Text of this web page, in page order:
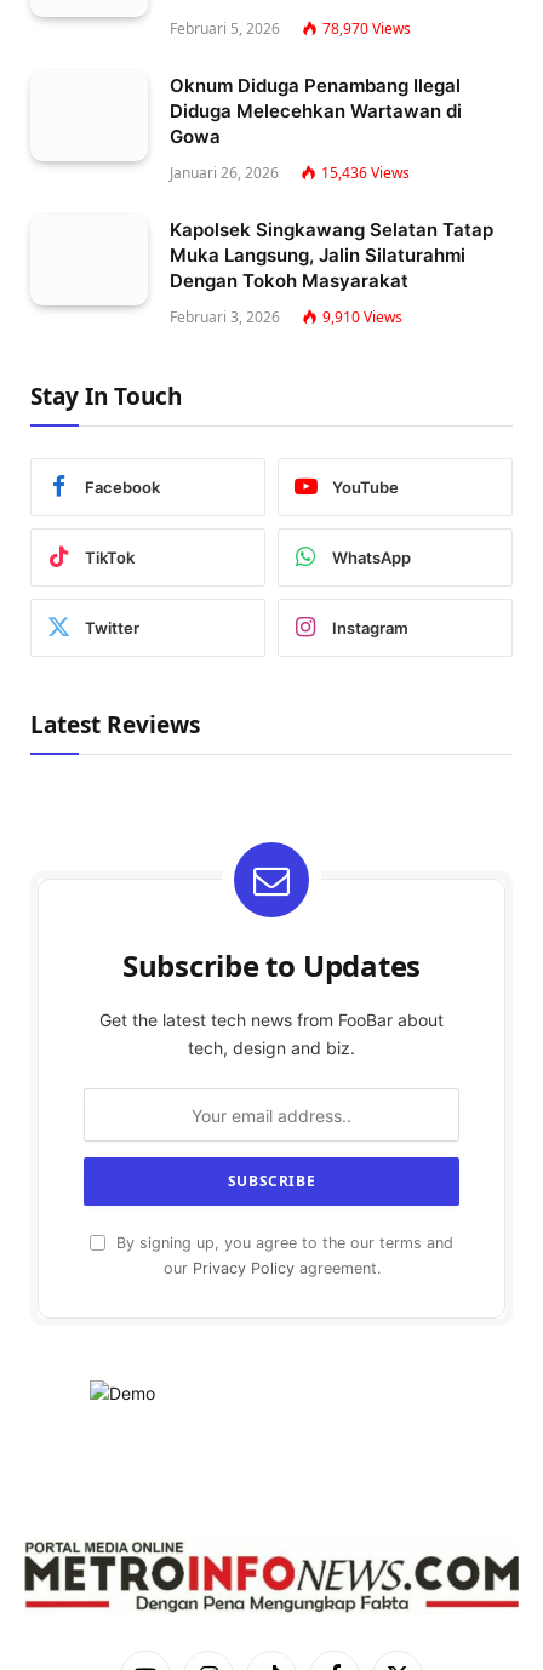
Februari 5, 2026 78,970Views
Oknum Diduga Penambang Ilegal
Diduga Melecehkan Wartawan di
Gowa
Januari 26, 2026 15,436Views
Kapolsek Singkawang Selatan Tatap
Muka Langsung, Jalin Silaturahmi
Dengan Tokoh Masyarakat
Februari 3, 2026 9,910Views
Stay In Touch
Facebook YouTube
TikTok WhatsApp
Twitter Instagram
Latest Reviews
Subscribe to Updates
Get the latest tech news from FooBar about
tech, design and biz.
By signing up, you agree to the our terms and
our Privacy Policyagreement.